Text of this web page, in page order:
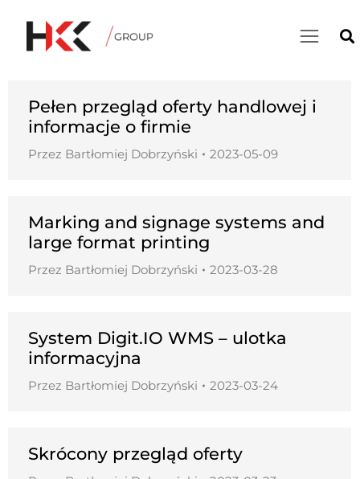
Pełen przegląd oferty handlowej i
informacje o firmie​
Przez Bartłomiej Dobrzyński 2023-05-09
Marking and signage systems and
large format printing
Przez Bartłomiej Dobrzyński 2023-03-28
System Digit.IO WMS – ulotka
informacyjna​
Przez Bartłomiej Dobrzyński 2023-03-24
Skrócony przegląd oferty